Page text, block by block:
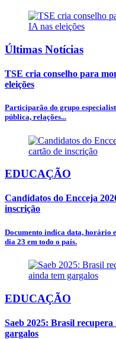
Últimas Notícias
TSE cria conselho para
eleições
Participarão do grupo
pública, relações...
EDUCAÇÃO
Candidatos do Encceja
inscrição
Documento indica data, horário
dia 23 em todo o país.
EDUCAÇÃO
Saeb 2025: Brasil
gargalos